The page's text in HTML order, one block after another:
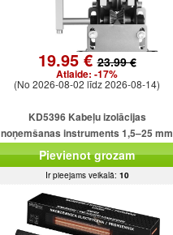
19.95 €23.99 €
Atlaide: -17%
(No 2026-08-02 līdz 2026-08-14)
KD5396 Kabeļu izolācijas
noņemšanas instruments 1,5–25 mm
kabeļiem
Pievienot grozam
Ir pieejams veikalā: 10